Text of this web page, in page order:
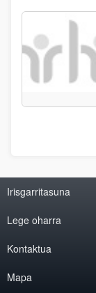
Irisgarritasuna
Lege oharra
Kontaktua
Mapa